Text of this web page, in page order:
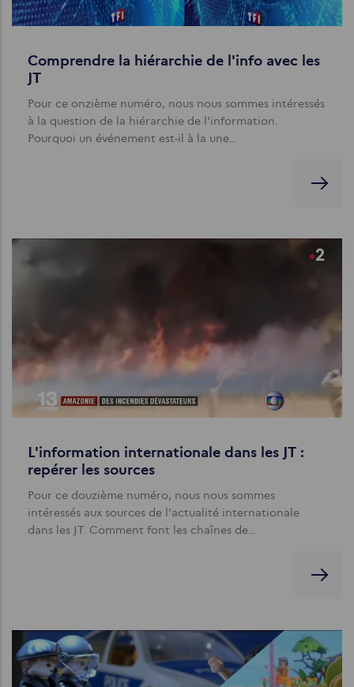
Comprendre la hiérarchie de l'info avec les
JT
Pour ce onzième numéro, nous nous sommes intéressés
à la question de la hiérarchie de l'information.
Pourquoi un événement est-il à la une…
L'information internationale dans les JT :
repérer les sources
Pour ce douzième numéro, nous nous sommes
intéressés aux sources de l'actualité internationale
dans les JT. Comment font les chaînes de…